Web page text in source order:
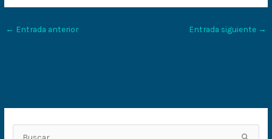
← Entrada anterior Entrada siguiente →